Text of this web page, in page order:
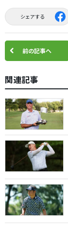
シェアする
前の記事へ
関連記事